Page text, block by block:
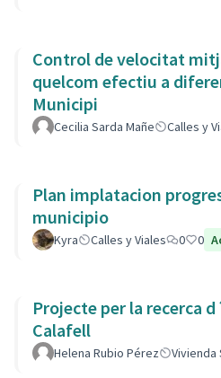
Control de velocitat
quelcom efectiu a
Municipi
Cecilia Sarda Mañe Calles y
Plan implatacion
municipio
Kyra Calles y Viales 0 0
Projecte per la recerca d´habitatge social a
Calafell
Helena Rubio Pérez Vivienda